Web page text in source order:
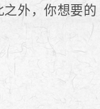
外，你想要的